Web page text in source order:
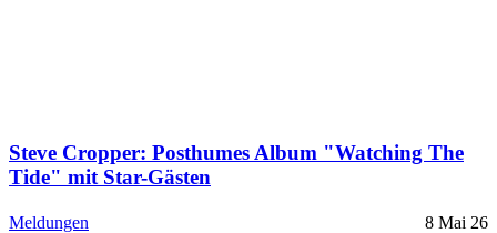
Steve Cropper: Posthumes Album "Watching The
Tide" mit Star-Gästen
Meldungen 8 Mai 26